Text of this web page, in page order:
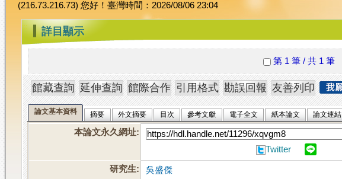
加
值
系
統
(216.73.216.73) 您好！臺灣時間：2026/08/06 23:04
::: 詳目顯示
第 1 筆 / 共 1 筆
論文基本資料 摘要 外文摘要 目次 參考文獻 電子全文 紙本論文 論文連結
本論文永久網址:
Twitter
研究生:
吳盛傑